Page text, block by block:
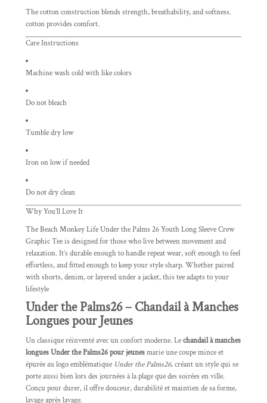
The cotton construction blends strength, breathability, and softness.
cotton provides comfort.
Care Instructions
Machine wash cold with like colors
Do not bleach
Tumble dry low
Iron on low if needed
Do not dry clean
Why You’ll Love It
The Beach Monkey Life Under the Palms 26 Youth Long Sleeve Crew
Graphic Tee is designed for those who live between movement and
relaxation. It’s durable enough to handle repeat wear, soft enough to feel
effortless, and fitted enough to keep your style sharp. Whether paired
with shorts, denim, or layered under a jacket, this tee adapts to your
lifestyle
Under the Palms26 – Chandail à Manches
Longues pour Jeunes
Un classique réinventé avec un confort moderne. Lechandail à manches
longues Under the Palms26 pour jeunesmarie une coupe mince et
épurée au logo emblématique Under the Palms26, créant un style qui se
porte aussi bien lors des journées à la plage que des soirées en ville.
Conçu pour durer, il offre douceur, durabilité et maintien de sa forme,
lavage après lavage.